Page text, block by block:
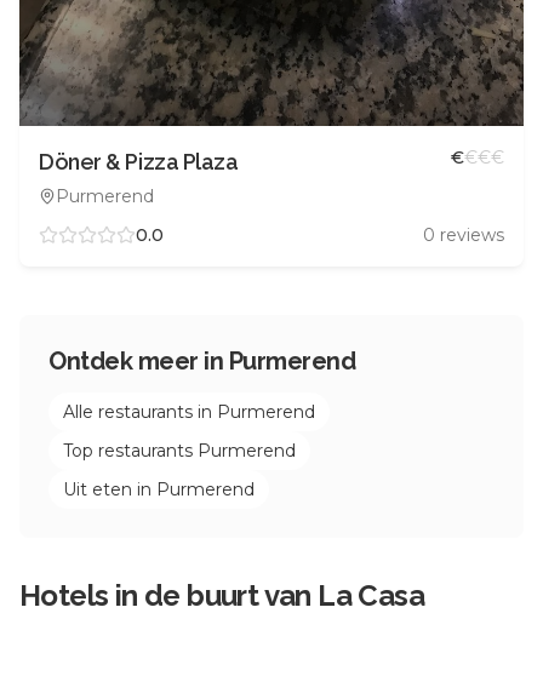
Döner & Pizza Plaza
Purmerend
€€€€
0.0 0 reviews
Ontdek meer in Purmerend
Alle restaurants in Purmerend
Top restaurants Purmerend
Uit eten in Purmerend
Hotels in de buurt van La Casa